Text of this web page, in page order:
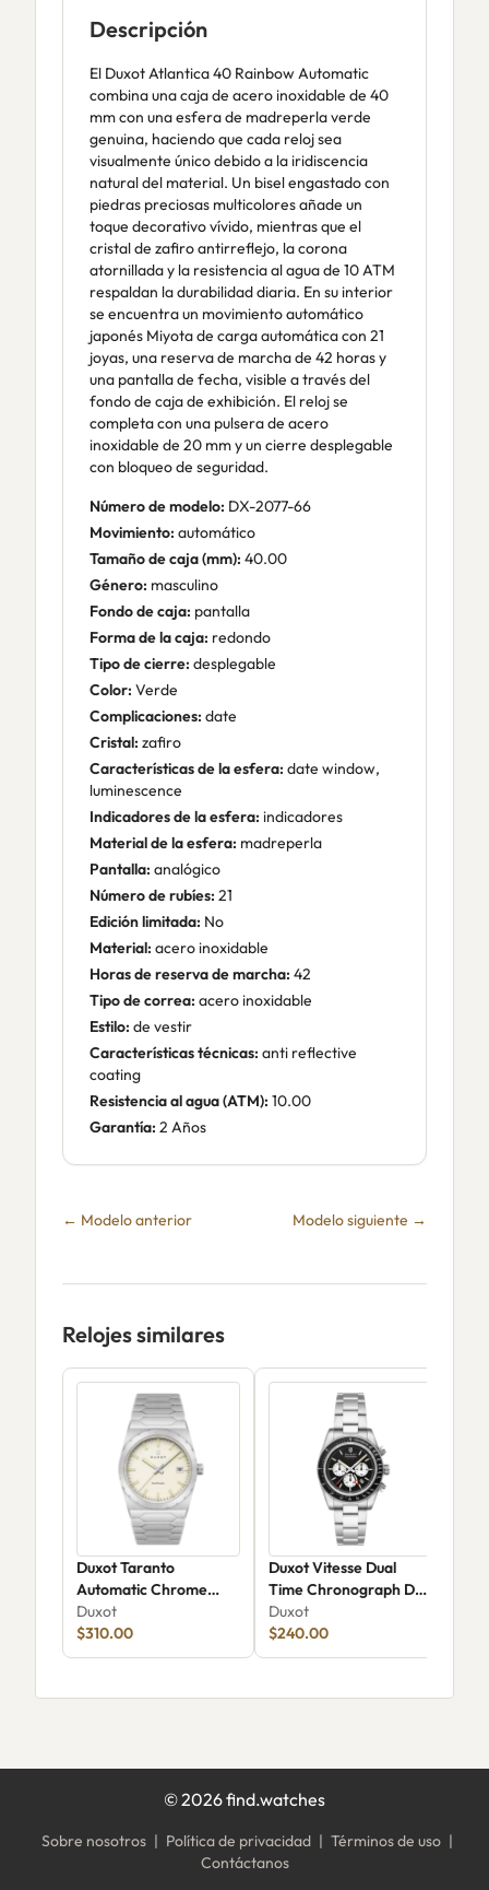
Descripción
El Duxot Atlantica 40 Rainbow Automatic
combina una caja de acero inoxidable de 40
mm con una esfera de madreperla verde
genuina, haciendo que cada reloj sea
visualmente único debido a la iridiscencia
natural del material. Un bisel engastado con
piedras preciosas multicolores añade un
toque decorativo vívido, mientras que el
cristal de zafiro antirreflejo, la corona
atornillada y la resistencia al agua de 10 ATM
respaldan la durabilidad diaria. En su interior
se encuentra un movimiento automático
japonés Miyota de carga automática con 21
joyas, una reserva de marcha de 42 horas y
una pantalla de fecha, visible a través del
fondo de caja de exhibición. El reloj se
completa con una pulsera de acero
inoxidable de 20 mm y un cierre desplegable
con bloqueo de seguridad.
Número de modelo: DX-2077-66
Movimiento: automático
Tamaño de caja (mm): 40.00
Género: masculino
Fondo de caja: pantalla
Forma de la caja: redondo
Tipo de cierre: desplegable
Color: Verde
Complicaciones: date
Cristal: zafiro
Características de la esfera: date window,
luminescence
Indicadores de la esfera: indicadores
Material de la esfera: madreperla
Pantalla: analógico
Número de rubíes: 21
Edición limitada: No
Material: acero inoxidable
Horas de reserva de marcha: 42
Tipo de correa: acero inoxidable
Estilo: de vestir
Características técnicas: anti reflective
coating
Resistencia al agua (ATM): 10.00
Garantía: 2 Años
← Modelo anterior Modelo siguiente →
Relojes similares
Duxot Taranto
Automatic Chrome
Glow DX-2081-11
Duxot
$310.00
Duxot Vitesse Dual
Time Chronograph DX-
2072-11
Duxot
$240.00
©2026find.watches
Sobre nosotros | Política de privacidad | Términos de uso |
Contáctanos